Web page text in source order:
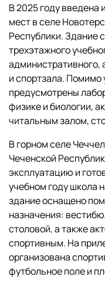
В 2025 году введена
мест в селе
Республики. Здание
трехэтажного
административного,
и спортзала. Помимо
предусмотрены
физике и биологии,
читальным залом,
В горном селе
Чеченской
эксплуатацию и
учебном году школа
здание оснащено
назначения:
столовой, а также
спортивным. На
организована
футбольное поле и